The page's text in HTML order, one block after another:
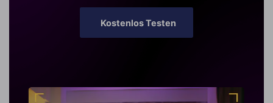
Kostenlos Testen